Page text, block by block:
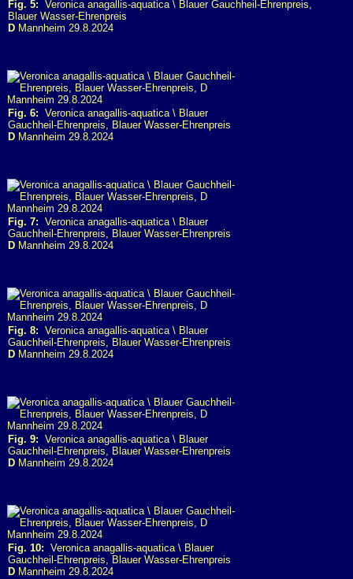
Fig. 5: Veronica anagallis-aquatica \ Blauer Gauchheil-Ehrenpreis,
Blauer Wasser-Ehrenpreis
D Mannheim 29.8.2024
Fig. 6: Veronica anagallis-aquatica \ Blauer
Gauchheil-Ehrenpreis, Blauer Wasser-Ehrenpreis
D Mannheim 29.8.2024
Fig. 7: Veronica anagallis-aquatica \ Blauer
Gauchheil-Ehrenpreis, Blauer Wasser-Ehrenpreis
D Mannheim 29.8.2024
Fig. 8: Veronica anagallis-aquatica \ Blauer
Gauchheil-Ehrenpreis, Blauer Wasser-Ehrenpreis
D Mannheim 29.8.2024
Fig. 9: Veronica anagallis-aquatica \ Blauer
Gauchheil-Ehrenpreis, Blauer Wasser-Ehrenpreis
D Mannheim 29.8.2024
Fig. 10: Veronica anagallis-aquatica \ Blauer
Gauchheil-Ehrenpreis, Blauer Wasser-Ehrenpreis
D Mannheim 29.8.2024